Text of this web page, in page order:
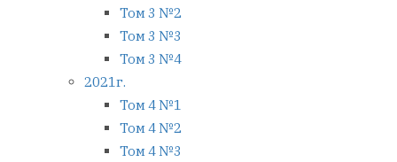
Том 3 №2
Том 3 №3
Том 3 №4
2021г.
Том 4 №1
Том 4 №2
Том 4 №3